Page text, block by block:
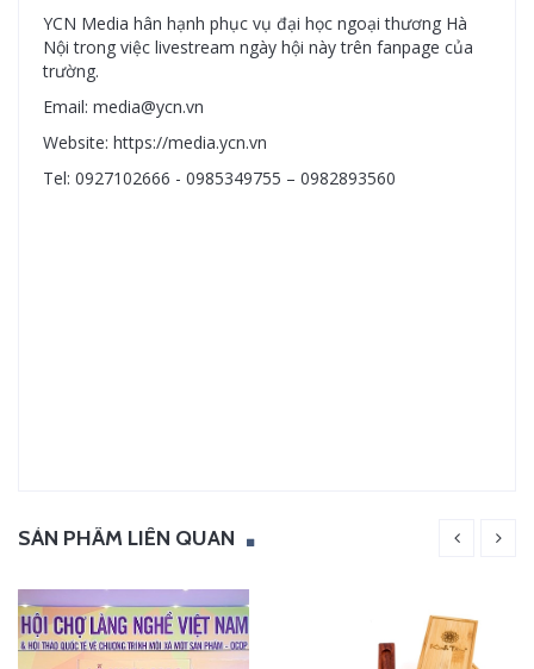
YCN Media hân hạnh phục vụ đại học ngoại thương Hà
Nội trong việc livestream ngày hội này trên fanpage của
trường.
Email: media@ycn.vn
Website: https://media.ycn.vn
Tel: 0927102666 - 0985349755 – 0982893560
SẢN PHẨM LIÊN QUAN